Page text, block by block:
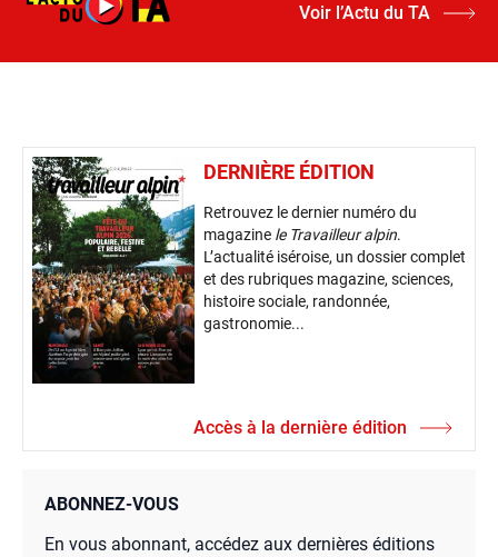
Voir l’Actu du TA
DERNIÈRE ÉDITION
Retrouvez le dernier numéro du
magazine le Travailleur alpin.
L’actualité iséroise, un dossier complet
et des rubriques magazine, sciences,
histoire sociale, randonnée,
gastronomie...
Accès à la dernière édition
ABONNEZ-VOUS
En vous abonnant, accédez aux dernières éditions